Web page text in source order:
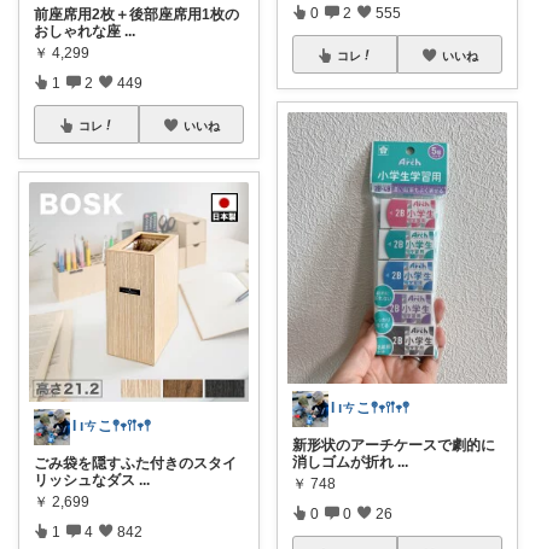
前座席用2枚＋後部座席用1枚の
おしゃれな座 ...
￥ 4,299
1 2 449
コレ いいね
Ɩ ıㄘこ𖤣𖥧𖥣𖡡𖥧𖤣
ごみ袋を隠すふた付きのスタイ
リッシュなダス ...
￥ 2,699
1 4 842
0 2 555
コレ いいね
Ɩ ıㄘこ𖤣𖥧𖥣𖡡𖥧𖤣
新形状のアーチケースで劇的に
消しゴムが折れ ...
￥ 748
0 0 26